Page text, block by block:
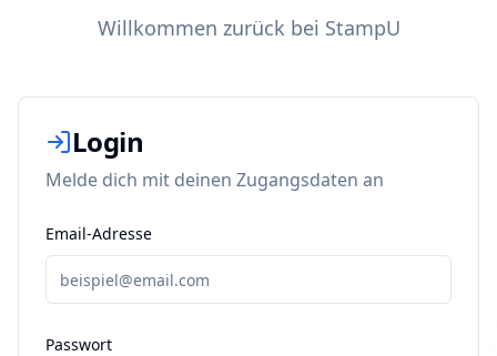
Willkommen zurück bei StampU
Willkommen zurück bei StampU
Login
Melde dich mit deinen Zugangsdaten an
Email-Adresse
Passwort